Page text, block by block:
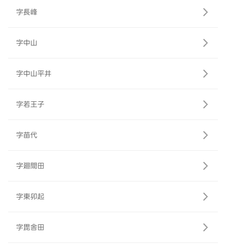
字長峰
字中山
字中山平井
字若王子
字苗代
字廻間田
字東卯起
字毘舎田